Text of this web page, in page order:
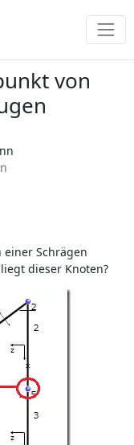
von
Schrägen
dieser Knoten?